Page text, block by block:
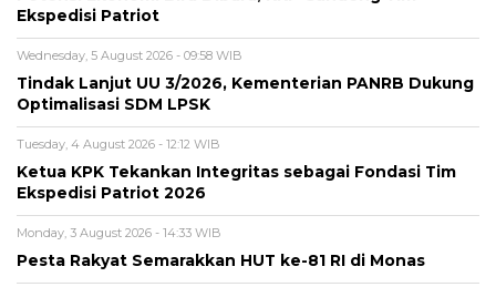
Ekspedisi Patriot
Wednesday, 5 August 2026 - 09:58 WIB
Tindak Lanjut UU 3/2026, Kementerian PANRB Dukung
Optimalisasi SDM LPSK
Tuesday, 4 August 2026 - 12:12 WIB
Ketua KPK Tekankan Integritas sebagai Fondasi Tim
Ekspedisi Patriot 2026
Monday, 3 August 2026 - 14:33 WIB
Pesta Rakyat Semarakkan HUT ke-81 RI di Monas